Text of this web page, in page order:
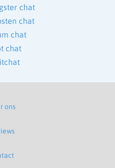
chat
chat
chat
chat
ons